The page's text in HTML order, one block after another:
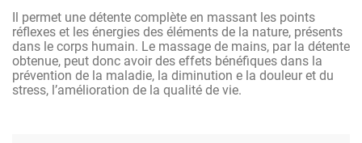
bol Kansu et le massage du dos à la bougie.
Il permet une détente complète en massant les points
réflexes et les énergies des éléments de la nature, présents
dans le corps humain. Le massage de mains, par la détente
obtenue, peut donc avoir des effets bénéfiques dans la
prévention de la maladie, la diminution e la douleur et du
stress, l’amélioration de la qualité de vie.